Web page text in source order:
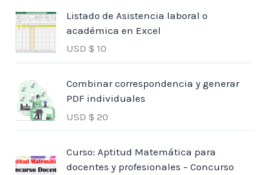
Listado de Asistencia laboral o
académica en Excel
USD $ 10
Combinar correspondencia y generar
PDF individuales
USD $ 20
Curso: Aptitud Matemática para
docentes y profesionales – Concurso